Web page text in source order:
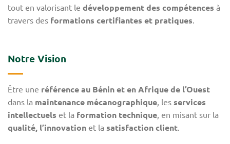
tout en valorisant le développement des compétences à
travers des formations certifiantes et pratiques.
Notre Vision
Être une référence au Bénin et en Afrique de l’Ouest
dans la maintenance mécanographique , les services
intellectuels et la formation technique , en misant sur la
qualité, l’innovation et la satisfaction client